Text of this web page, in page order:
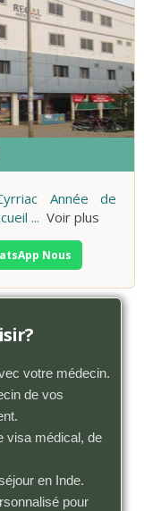
Année de
... Voir plus
Nous
votre médecin.
de vos
visa médical, de
en Inde.
pour